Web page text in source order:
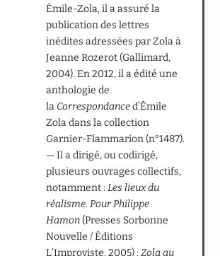
Émile-Zola, il a assuré la
publication des lettres
inédites adressées par Zola à
Jeanne Rozerot (Gallimard,
2004). En 2012, il a édité une
anthologie de
la Correspondanced’Émile
Zola dans la collection
Garnier-Flammarion (n°1487).
— Il a dirigé, ou codirigé,
plusieurs ouvrages collectifs,
notamment :Les lieux du
réalisme. Pour Philippe
Hamon(Presses Sorbonne
Nouvelle / Éditions
L’Improviste, 2005) ;Zola au